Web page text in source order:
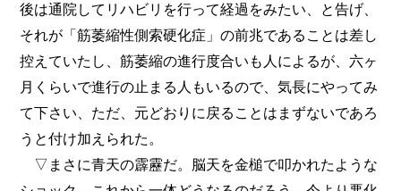
後は通院してリハビリを行って経過をみたい、と告げ、
それが「筋萎縮性側索硬化症」の前兆であることは差し
控えていたし、筋萎縮の進行度合いも人によるが、六ヶ
月くらいで進行の止まる人もいるので、気長にやってみ
て下さい、ただ、元どおりに戻ることはまずないであろ
うと付け加えられた。
▽まさに青天の霹靂だ。脳天を金槌で叩かれたような